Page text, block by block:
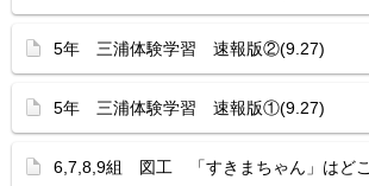
5年 三浦体験学習 速報版②(9.27)
5年 三浦体験学習 速報版①(9.27)
6,7,8,9組 図工 「すきまちゃん」はど